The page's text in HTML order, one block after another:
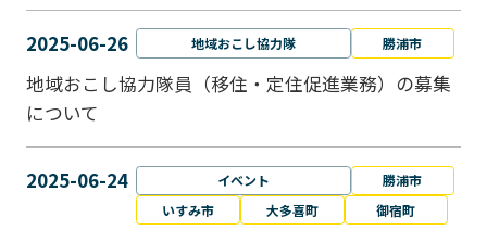
2025-06-26 地域おこし協力隊 勝浦市
地域おこし協力隊員（移住・定住促進業務）の募集
について
2025-06-24 イベント
勝浦市
いすみ市
大多喜町 御宿町